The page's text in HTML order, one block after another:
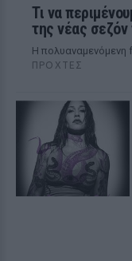
Τι να
της νέας
Η πολυαναμενόμενη
ΠΡΟΧΤΈΣ